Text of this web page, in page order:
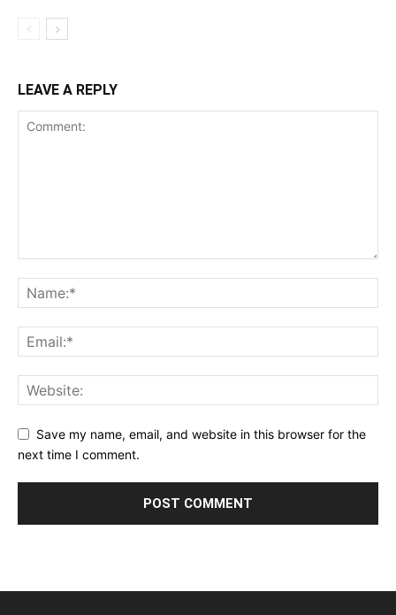
LEAVE A REPLY
Save my name, email, and website in this browser for the
next time I comment.